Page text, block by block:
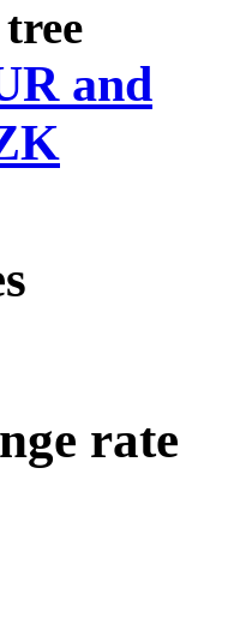
and
rate